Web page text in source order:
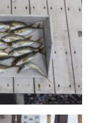
リンク集
Link